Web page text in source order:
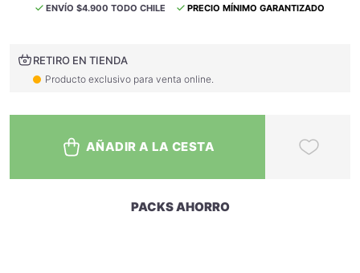
ENVÍO $4.900 TODO CHILE PRECIO MÍNIMO GARANTIZADO
RETIRO EN TIENDA
Producto exclusivo para venta online.
AÑADIR A LA CESTA
PACKS AHORRO